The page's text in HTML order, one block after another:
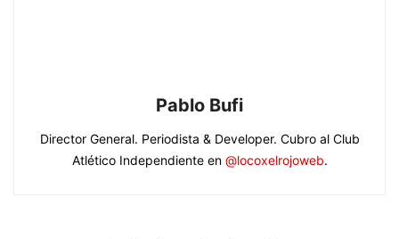
Pablo Bufi
Director General. Periodista & Developer. Cubro al Club
Atlético Independiente en @locoxelrojoweb.